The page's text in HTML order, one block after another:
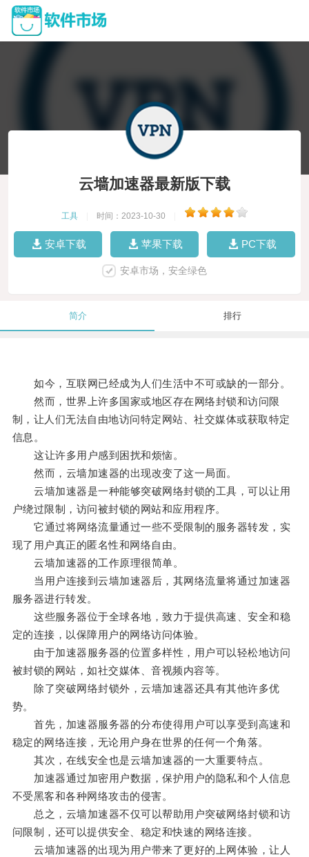
云墙加速器最新版下载
工具 时间：2023-10-30
安卓下载 苹果下载 PC下载
安卓市场，安全绿色
简介 排行
如今，互联网已经成为人们生活中不可或缺的一部分。
然而，世界上许多国家或地区存在网络封锁和访问限
制，让人们无法自由地访问特定网站、社交媒体或获取特定
信息。
这让许多用户感到困扰和烦恼。
然而，云墙加速器的出现改变了这一局面。
云墙加速器是一种能够突破网络封锁的工具，可以让用
户绕过限制，访问被封锁的网站和应用程序。
它通过将网络流量通过一些不受限制的服务器转发，实
现了用户真正的匿名性和网络自由。
云墙加速器的工作原理很简单。
当用户连接到云墙加速器后，其网络流量将通过加速器
服务器进行转发。
这些服务器位于全球各地，致力于提供高速、安全和稳
定的连接，以保障用户的网络访问体验。
由于加速器服务器的位置多样性，用户可以轻松地访问
被封锁的网站，如社交媒体、音视频内容等。
除了突破网络封锁外，云墙加速器还具有其他许多优
势。
首先，加速器服务器的分布使得用户可以享受到高速和
稳定的网络连接，无论用户身在世界的任何一个角落。
其次，在线安全也是云墙加速器的一大重要特点。
加速器通过加密用户数据，保护用户的隐私和个人信息
不受黑客和各种网络攻击的侵害。
总之，云墙加速器不仅可以帮助用户突破网络封锁和访
问限制，还可以提供安全、稳定和快速的网络连接。
云墙加速器的出现为用户带来了更好的上网体验，让人